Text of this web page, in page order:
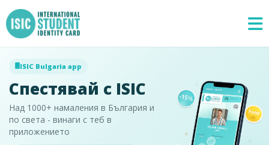
ISIC Bulgaria app
Спестявай с ISIC
Над 1000+ намаления в България и
по света - винаги с теб в
приложението